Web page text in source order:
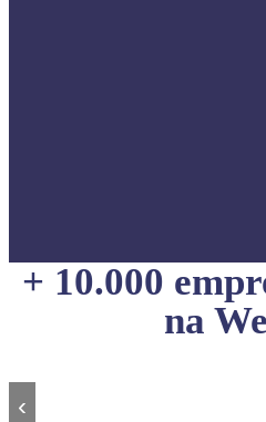
+ 10.000
na
‹